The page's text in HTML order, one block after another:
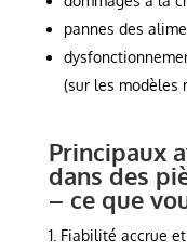
pannes des
(sur les modèles
Principaux
dans des
– ce que
Fiabilité accrue